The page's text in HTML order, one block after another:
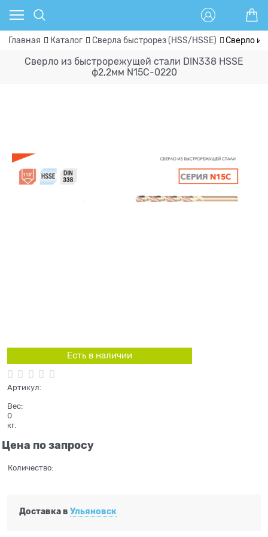
Главная Каталог Сверла быстрорез (HSS/HSSE) Сверло
Сверло из быстрорежущей стали DIN338 HSSE
ф2,2мм N15C-0220
Есть в наличии
Артикул:
Вес:
0
кг.
Цена по запросу
Количество:
Доставка в Ульяновск